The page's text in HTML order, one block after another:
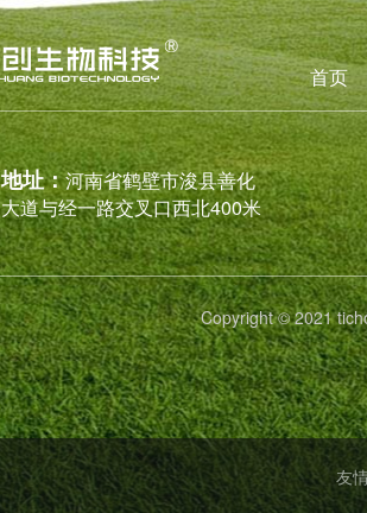
首页
地址：河南省鹤壁市浚县善化
大道与经一路交叉口西北400米
Copyright © 2021
友